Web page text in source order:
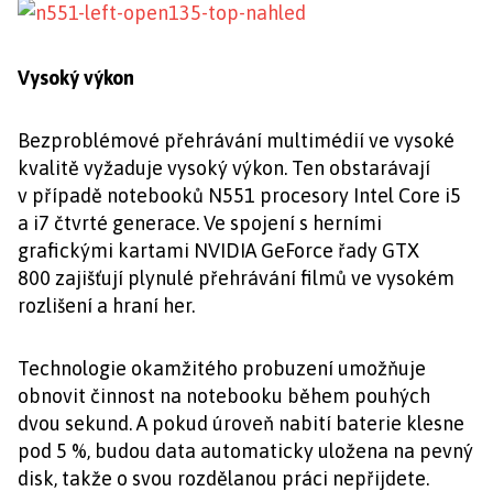
Vysoký výkon
Bezproblémové přehrávání multimédií ve vysoké
kvalitě vyžaduje vysoký výkon. Ten obstarávají
v případě notebooků N551 procesory Intel Core i5
a i7 čtvrté generace. Ve spojení s herními
grafickými kartami NVIDIA GeForce řady GTX
800 zajišťují plynulé přehrávání filmů ve vysokém
rozlišení a hraní her.
Technologie okamžitého probuzení umožňuje
obnovit činnost na notebooku během pouhých
dvou sekund. A pokud úroveň nabití baterie klesne
pod 5 %, budou data automaticky uložena na pevný
disk, takže o svou rozdělanou práci nepřijdete.